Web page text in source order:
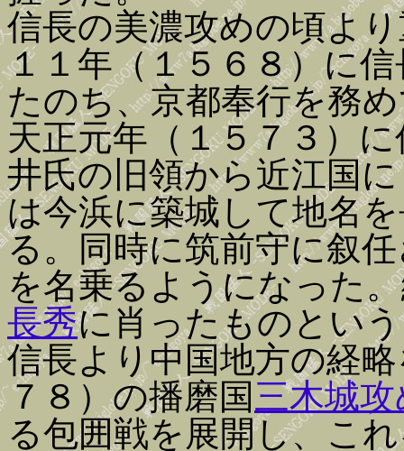
信長の美濃攻めの頃よ
１１年（１５６８）に
たのち、京都奉行を務
天正元年（１５７３）
井氏の旧領から近江国
は今浜に築城して地名
る。同時に筑前守に叙
を名乗るようになった
長秀に肖ったものとい
信長より中国地方の経
７８）の播磨国 三木城攻
る包囲戦を展開し、こ